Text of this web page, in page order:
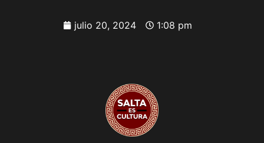
julio 20, 2024 1:08 pm